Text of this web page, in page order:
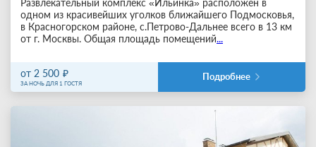
Развлекательный комплекс «Ильинка» расположен в
одном из красивейших уголков ближайшего Подмосковья,
в Красногорском районе, с.Петрово-Дальнее всего в 13 км
от г. Москвы. Общая площадь помещений...
от 2 500
ЗА НОЧЬ ДЛЯ 1 ГОСТЯ
Подробнее